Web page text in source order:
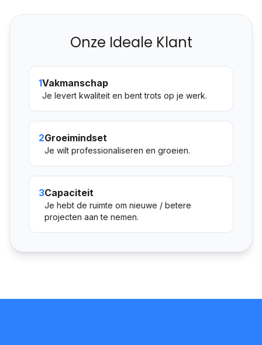
Onze Ideale Klant
1Vakmanschap
Je levert kwaliteit en bent trots op je werk.
2Groeimindset
Je wilt professionaliseren en groeien.
3Capaciteit
Je hebt de ruimte om nieuwe / betere
projecten aan te nemen.